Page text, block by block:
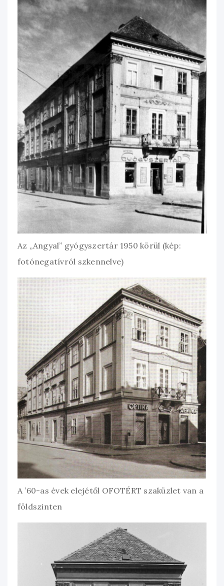
Az „Angyal” gyógyszertár 1950 körül (kép:
fotónegatívról szkennelve)
A ’60-as évek elejétől OFOTÉRT szaküzlet van a
földszinten